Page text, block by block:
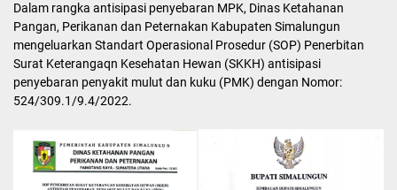
Dalam rangka antisipasi penyebaran MPK, Dinas Ketahanan
Pangan, Perikanan dan Peternakan Kabupaten Simalungun
mengeluarkan Standart Operasional Prosedur (SOP) Penerbitan
Surat Keterangaqn Kesehatan Hewan (SKKH) antisipasi
penyebaran penyakit mulut dan kuku (PMK) dengan Nomor:
524/309.1/9.4/2022.